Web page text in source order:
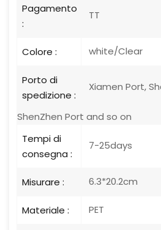
Pagamento
:
TT
Colore : white/Clear
Porto di
spedizione :
Xiamen Port,
ShenZhen Port and so on
Tempi di
consegna :
7-25days
Misurare : 6.3*20.2cm
Materiale : PET